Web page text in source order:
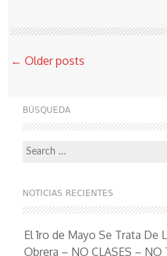
Post
← Older posts
BÚSQUEDA
Search
NOTICIAS RECIENTES
El 1ro de Mayo Se Trata De
Obrera – NO CLASES – NO